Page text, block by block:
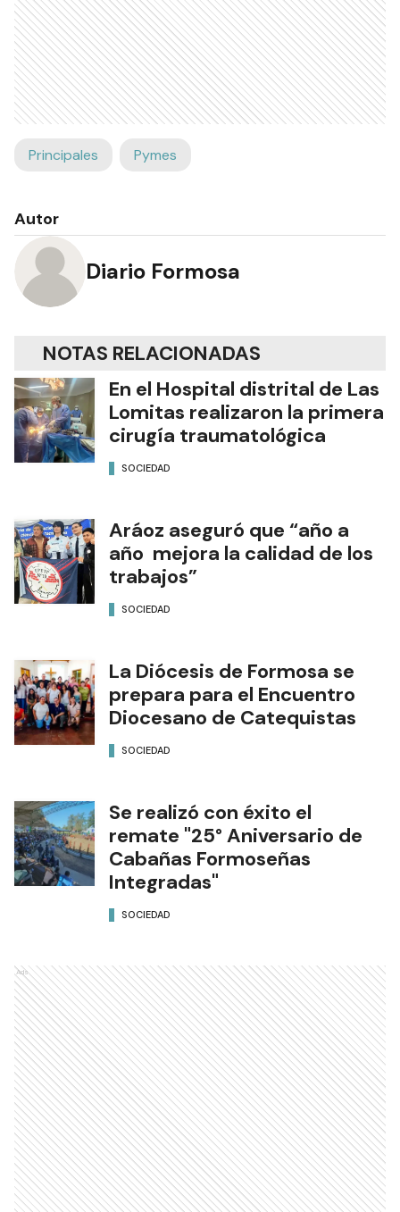
Principales Pymes
Autor
Diario Formosa
NOTAS RELACIONADAS
En el Hospital distrital de Las
Lomitas realizaron la primera
cirugía traumatológica
SOCIEDAD
Aráoz aseguró que “año a
año mejora la calidad de los
trabajos”
SOCIEDAD
La Diócesis de Formosa se
prepara para el Encuentro
Diocesano de Catequistas
SOCIEDAD
Se realizó con éxito el
remate "25° Aniversario de
Cabañas Formoseñas
Integradas"
SOCIEDAD
Ads